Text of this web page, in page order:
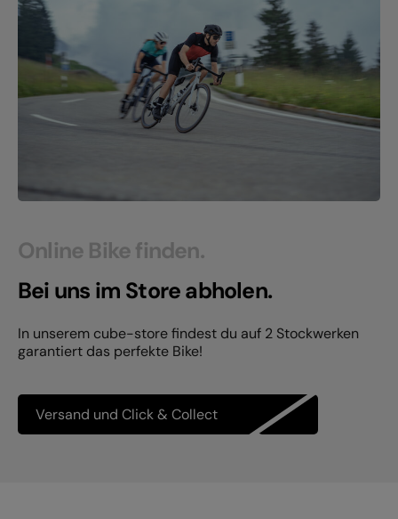
Online Bike finden.
Bei uns im Store abholen.
In unserem cube-store findest du auf 2 Stockwerken
garantiert das perfekte Bike!
Versand und Click & Collect